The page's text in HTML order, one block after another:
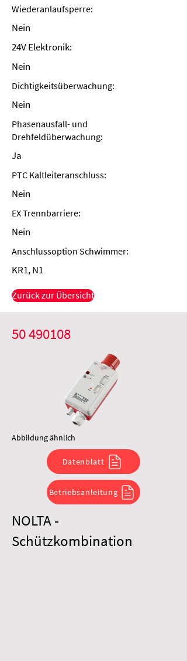
Wiederanlaufsperre:
Nein
24V Elektronik:
Nein
Dichtigkeitsüberwachung:
Nein
Phasenausfall- und
Drehfeldüberwachung:
Ja
PTC Kaltleiteranschluss:
Nein
EX Trennbarriere:
Nein
Anschlussoption Schwimmer:
KR1, N1
Zurück zur Übersicht
50 490108
Abbildung ähnlich
Datenblatt
Betriebsanleitung
NOLTA -
Schützkombination